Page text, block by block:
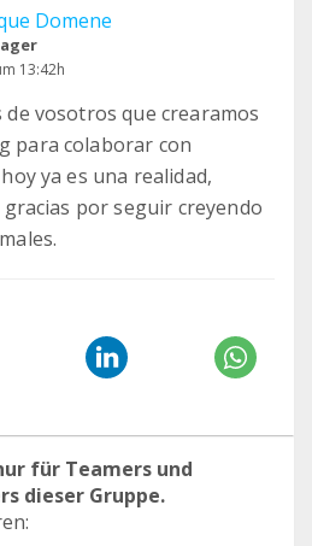
Domene
13:42h
vosotros que crearamos
para colaborar con
ya es una realidad,
por seguir creyendo
für Teamers und
dieser Gruppe.